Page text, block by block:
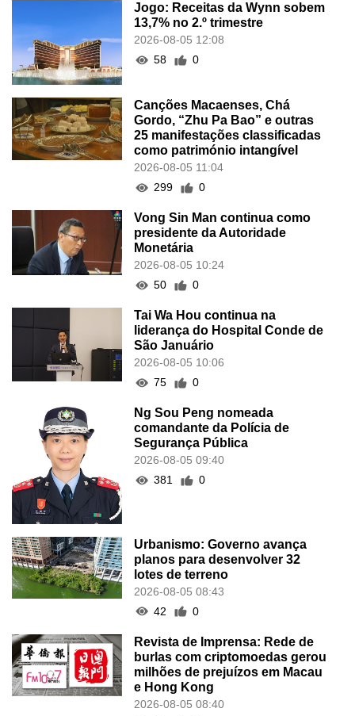
Jogo: Receitas da Wynn sobem
13,7% no 2.º trimestre
2026-08-05 12:08
58
0
Canções Macaenses, Chá
Gordo, “Zhu Pa Bao” e outras
25 manifestações classificadas
como património intangível
2026-08-05 11:04
299
0
Vong Sin Man continua como
presidente da Autoridade
Monetária
2026-08-05 10:24
50
0
Tai Wa Hou continua na
liderança do Hospital Conde de
São Januário
2026-08-05 10:06
75
0
Ng Sou Peng nomeada
comandante da Polícia de
Segurança Pública
2026-08-05 09:40
381
0
Urbanismo: Governo avança
planos para desenvolver 32
lotes de terreno
2026-08-05 08:43
42
0
Revista de Imprensa: Rede de
burlas com criptomoedas gerou
milhões de prejuízos em Macau
e Hong Kong
2026-08-05 08:40